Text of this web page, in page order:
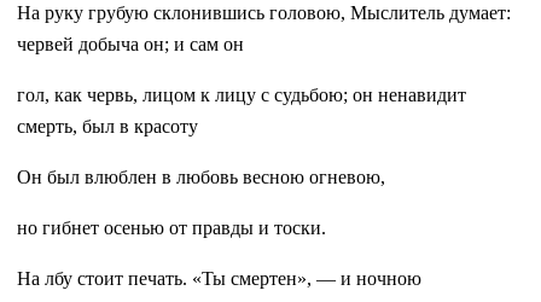
На руку грубую склонившись головою, Мыслитель думает:
червей добыча он; и сам он
гол, как червь, лицом к лицу с судьбою; он ненавидит
смерть, был в красоту
Он был влюблен в любовь весною огневою,
но гибнет осенью от правды и тоски.
На лбу стоит печать. «Ты смертен», — и ночною